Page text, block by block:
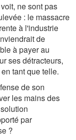
ne sont pas
: le massacre
à l'industrie
de
à payer au
ses détracteurs,
tant que telle.
de son
les mains des
par
?